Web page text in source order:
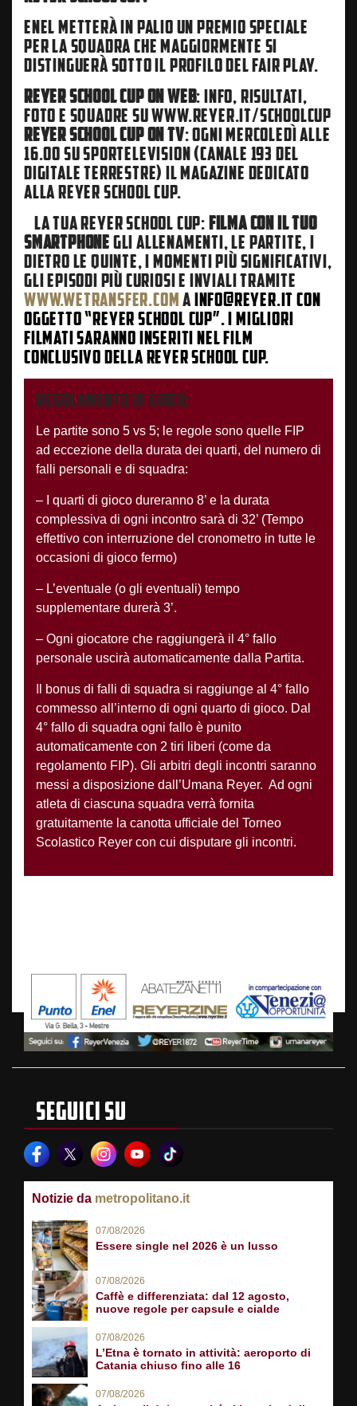
ENEL METTERÀ IN PALIO UN PREMIO SPECIALE
PER LA SQUADRA CHE MAGGIORMENTE SI
DISTINGUERÀ SOTTO IL PROFILO DEL FAIR PLAY.
REYER SCHOOL CUP ON WEB: INFO, RISULTATI,
FOTO E SQUADRE SU WWW.REYER.IT/SCHOOLCUP
REYER SCHOOL CUP ON TV: OGNI MERCOLEDÌ ALLE
16.00 SU SPORTELEVISION (CANALE 193 DEL
DIGITALE TERRESTRE) IL MAGAZINE DEDICATO
ALLA REYER SCHOOL CUP.
LA TUA REYER SCHOOL CUP:FILMA CON IL TUO
SMARTPHONEGLI ALLENAMENTI, LE PARTITE, I
DIETRO LE QUINTE, I MOMENTI PIÙ SIGNIFICATIVI,
GLI EPISODI PIÙ CURIOSI E INVIALI TRAMITE
WWW.WETRANSFER.COMAINFO@REYER.IT CON
OGGETTO “REYER SCHOOL CUP”. I MIGLIORI
FILMATI SARANNO INSERITI NEL FILM
CONCLUSIVO DELLA REYER SCHOOL CUP.
REGOLAMENTO DI GIOCO:
Le partite sono 5 vs 5; le regole sono quelle FIP
ad eccezione della durata dei quarti, del numero di
falli personali e di squadra:
– I quarti di gioco dureranno 8’ e la durata
complessiva di ogni incontro sarà di 32’ (Tempo
effettivo con interruzione del cronometro in tutte le
occasioni di gioco fermo)
– L’eventuale (o gli eventuali) tempo
supplementare durerà 3’.
– Ogni giocatore che raggiungerà il 4° fallo
personale uscirà automaticamente dalla Partita.
Il bonus di falli di squadra si raggiunge al 4° fallo
commesso all’interno di ogni quarto di gioco. Dal
4° fallo di squadra ogni fallo è punito
automaticamente con 2 tiri liberi (come da
regolamento FIP). Gli arbitri degli incontri saranno
messi a disposizione dall’Umana Reyer. Ad ogni
atleta di ciascuna squadra verrà fornita
gratuitamente la canotta ufficiale del Torneo
Scolastico Reyer con cui disputare gli incontri.
SEGUICI SU
Notizie da metropolitano.it
07/08/2026
Essere single nel 2026 è un lusso
07/08/2026
Caffè e differenziata: dal 12 agosto,
nuove regole per capsule e cialde
07/08/2026
L’Etna è tornato in attività: aeroporto di
Catania chiuso fino alle 16
07/08/2026